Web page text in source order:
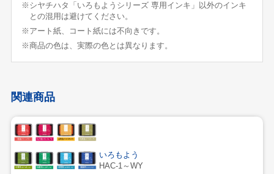
※シヤチハタ「いろもようシリーズ 専用インキ」以外のインキ
との混用は避けてください。
※アート紙、コート紙には不向きです。
※商品の色は、実際の色とは異なります。
関連商品
いろもよう
HAC-1～WY